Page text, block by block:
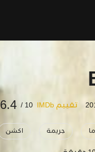
تقييم IMDb 10 /
6.4
جريمة اكشن